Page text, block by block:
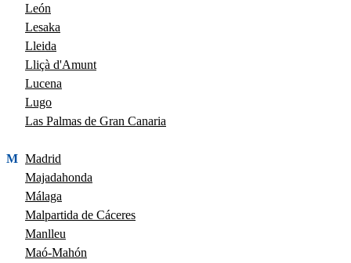
León
Lesaka
Lleida
Lliçà d'Amunt
Lucena
Lugo
Las Palmas de Gran Canaria
M Madrid
Majadahonda
Málaga
Malpartida de Cáceres
Manlleu
Maó-Mahón